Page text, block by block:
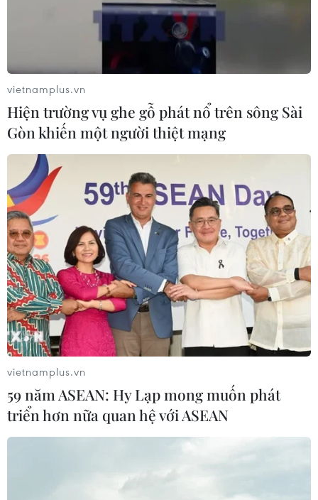
vietnamplus.vn
Hiện trường vụ ghe gỗ phát nổ trên sông Sài
Gòn khiến một người thiệt mạng
vietnamplus.vn
59 năm ASEAN: Hy Lạp mong muốn phát
triển hơn nữa quan hệ với ASEAN